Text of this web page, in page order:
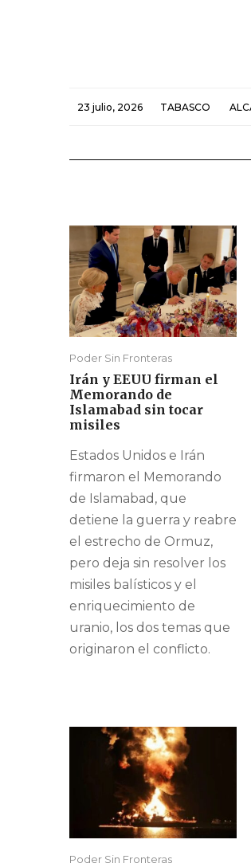
23 julio, 2026 TABASCO
Poder Sin Fronteras
Irán y EEUU firman el
Memorando de
Islamabad sin tocar
misiles
Estados Unidos e Irán
firmaron el Memorando
de Islamabad, que
detiene la guerra y reabre
el estrecho de Ormuz,
pero deja sin resolver los
misiles balísticos y el
enriquecimiento de
uranio, los dos temas que
originaron el conflicto.
Poder Sin Fronteras